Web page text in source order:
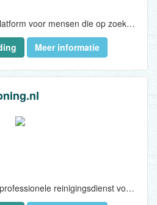
Alleverhuizers.nl is het platform voor mensen die op zoek zijn naar een betrouwbaar verhuisbedrijf. Via Alleverhuizers.nl vragen bezoekers eenvoudig, gratis en 100% vrijblijvend offertes aan van gekwalificeerde verhuisbedrijven uit hun eigen regio. Door het vergelijken van aanbod op prijs, kwaliteit en service, helpt Alleverhuizers.nl consumenten de beste deal te vinden voor hun verhuizing...
Meer informatie
Klikokoning.nl biedt een professionele reinigingsdienst voor kliko’s aan huis. Klanten kunnen kiezen uit GFT-, PMD-, RST- of DUO-kliko’s, die afhankelijk van het type 12 of 24 keer per jaar worden gereinigd. Elke kliko wordt voorzien van een herkenbare sticker en gereinigd volgens een vast schema, afgestemd op de ledigingskalender van de betreffende gemeente. Hygiënisch, fris en volledig zorgeloos...